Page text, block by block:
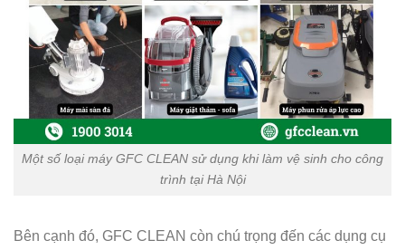
Một số loại máy GFC CLEAN sử dụng khi làm vệ sinh cho công
trình tại Hà Nội
Bên cạnh đó, GFC CLEAN còn chú trọng đến các dụng cụ